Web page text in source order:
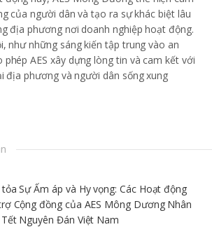
của người dân và tạo ra sự khác biệt lâu
địa phương nơi doanh nghiệp hoạt động.
như những sáng kiến ​​tập trung vào an
AES xây dựng lòng tin và cam kết với
địa phương và người dân sống xung
tỏa Sự Ấm áp và Hy vọng: Các Hoạt động
Cộng đồng của AES Mông Dương Nhân
Nguyên Đán Việt Nam